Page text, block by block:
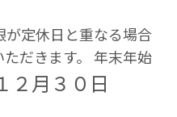
が定休日と重なる場合
だきます。 年末年始
２月３０日